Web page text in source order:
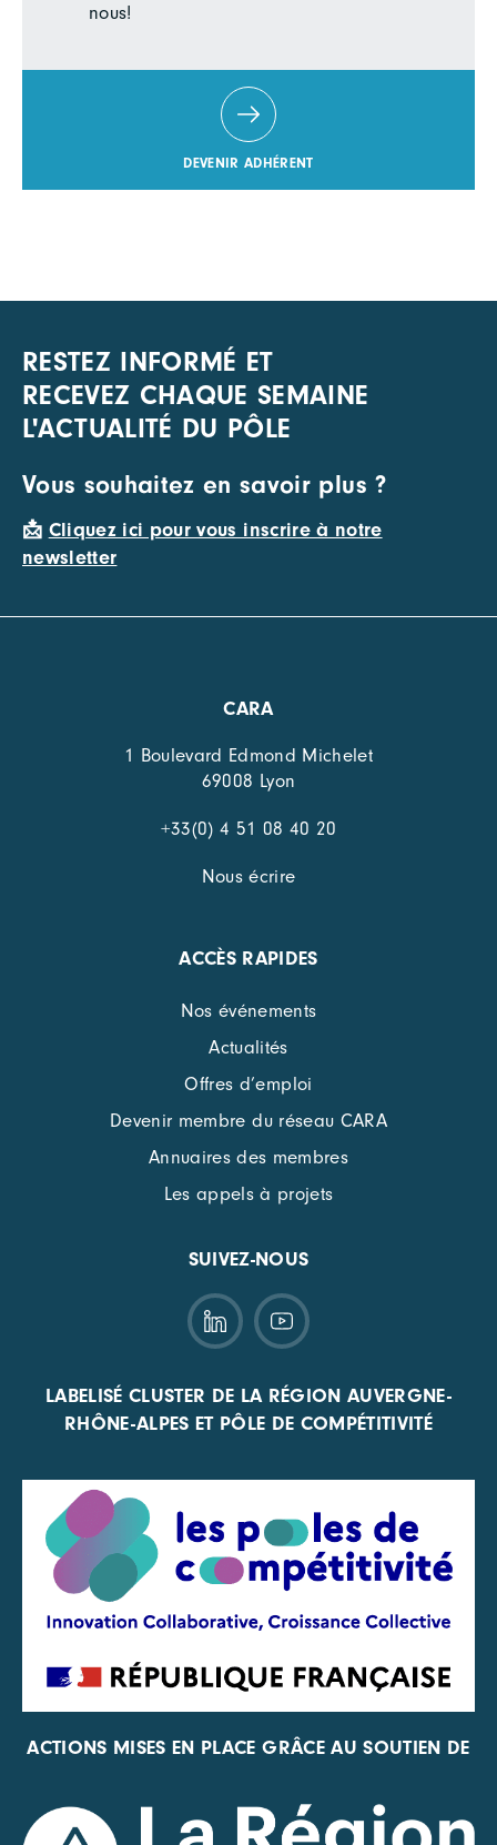
nous!
DEVENIR ADHÉRENT
RESTEZ INFORMÉ ET
RECEVEZ CHAQUE SEMAINE
L'ACTUALITÉ DU PÔLE
Vous souhaitez en savoir plus ?
📩 Cliquez ici pour vous inscrire à notre
newsletter
CARA
1 Boulevard Edmond Michelet
69008 Lyon
+33(0) 4 51 08 40 20
Nous écrire
ACCÈS RAPIDES
Nos événements
Actualités
Offres d’emploi
Devenir membre du réseau CARA
Annuaires des membres
Les appels à projets
SUIVEZ-NOUS
LABELISÉ CLUSTER DE LA RÉGION AUVERGNE-
RHÔNE-ALPES ET PÔLE DE COMPÉTITIVITÉ
ACTIONS MISES EN PLACE GRÂCE AU SOUTIEN DE